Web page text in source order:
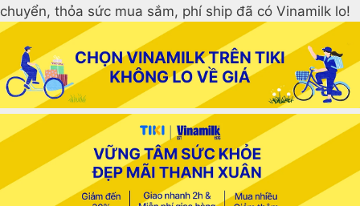
chuyển, thỏa sức mua sắm, phí ship đã có Vinamilk lo!